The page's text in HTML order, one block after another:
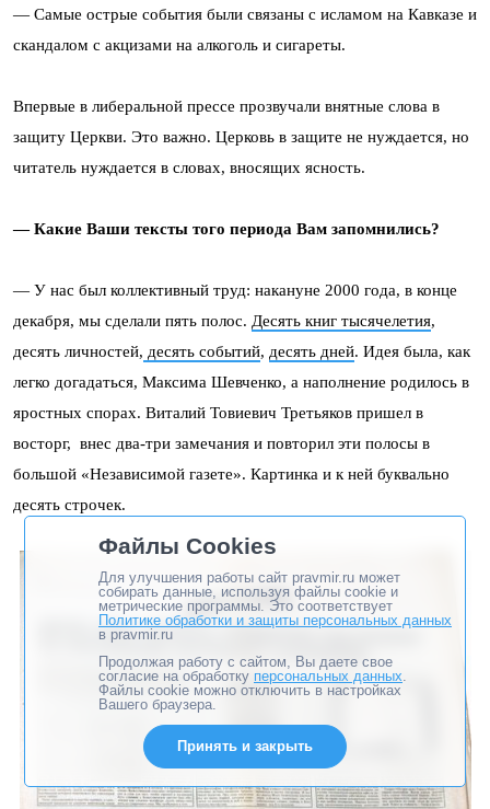
— Самые острые события были связаны с исламом на Кавказе и
скандалом с акцизами на алкоголь и сигареты.
Впервые в либеральной прессе прозвучали внятные слова в
защиту Церкви. Это важно. Церковь в защите не нуждается, но
читатель нуждается в словах, вносящих ясность.
— Какие Ваши тексты того периода Вам запомнились?
— У нас был коллективный труд: накануне 2000 года, в конце
декабря, мы сделали пять полос. Десять книг тысячелетия,
десять личностей, десять событий, десять дней. Идея была, как
легко догадаться, Максима Шевченко, а наполнение родилось в
яростных спорах. Виталий Товиевич Третьяков пришел в
восторг, внес два-три замечания и повторил эти полосы в
большой «Независимой газете». Картинка и к ней буквально
десять строчек.
Файлы Cookies
Для улучшения работы сайт pravmir.ru может
собирать данные, используя файлы cookie и
метрические программы. Это соответствует
Политике обработки и защиты персональных данных
в pravmir.ru
Продолжая работу с сайтом, Вы даете свое
согласие на обработку персональных данных.
Файлы cookie можно отключить в настройках
Вашего браузера.
Принять и закрыть